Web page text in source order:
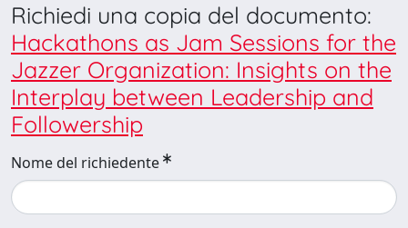
Richiedi una copia del documento:
Hackathons as Jam Sessions for the
Jazzer Organization: Insights on the
Interplay between Leadership and
Followership
Nome del richiedente